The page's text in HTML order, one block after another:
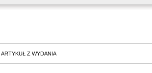
Z WYDANIA